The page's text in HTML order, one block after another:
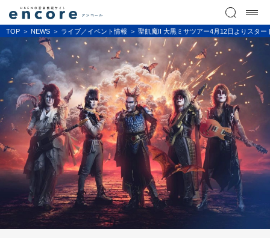
TOP NEWS ライブ／イベント情報 聖飢魔II 大黒ミサツアー4月12日よりスタ